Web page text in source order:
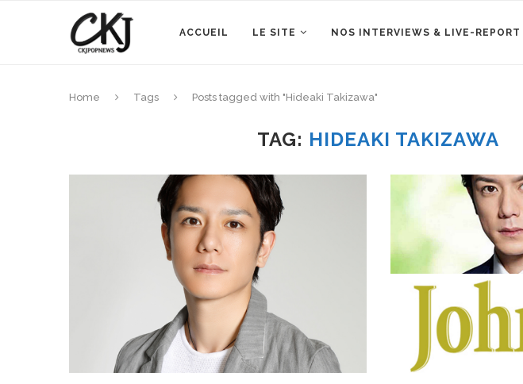
ACCUEIL LE SITE NOS INTERVIEWS & LIVE-REPORT
Home Tags Posts tagged with "Hideaki Takizawa"
TAG: HIDEAKI TAKIZAWA